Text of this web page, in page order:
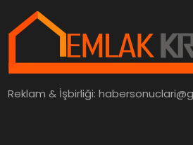
Reklam & İşbirliği: